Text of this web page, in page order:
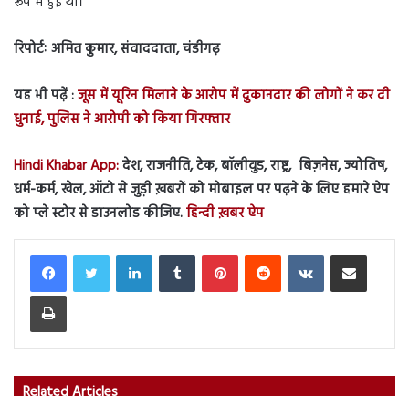
रिपोर्टः अमित कुमार, संवाददाता, चंडीगढ़
यह भी पढ़ें :जूस में यूरिन मिलाने के आरोप में दुकानदार की लोगों ने कर दी
धुनाई, पुलिस ने आरोपी को किया गिरफ्तार
Hindi Khabar App:देश, राजनीति, टेक, बॉलीवुड, राष्ट्र, बिज़नेस, ज्योतिष,
धर्म-कर्म, खेल, ऑटो से जुड़ी ख़बरों को मोबाइल पर पढ़ने के लिए हमारे ऐप
को प्ले स्टोर से डाउनलोड कीजिए.हिन्दी ख़बर ऐप
LinkedInTumblr PinterestReddit VKontakteShare via Email
Print